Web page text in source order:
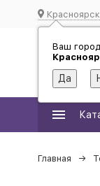
Красноярск
Ваш город
Главная